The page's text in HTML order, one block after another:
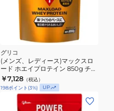
グリコ
(メンズ、レディース)マックスロ
ード ホエイプロテイン 850g チョ
コレート味 G76110
￥7,128 （税込）
198ポイント (3%) UP